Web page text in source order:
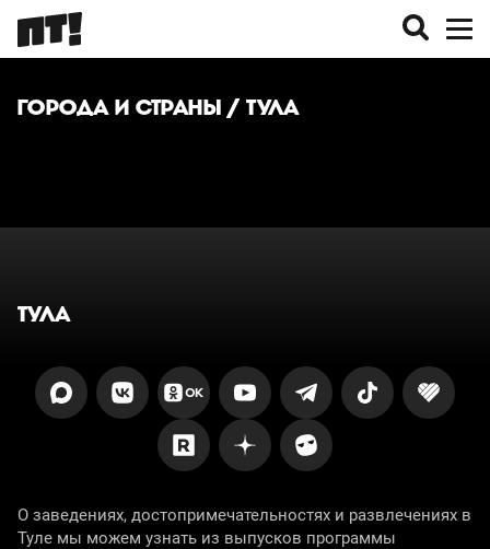
ГОРОДА И СТРАНЫ / ТУЛА
ТУЛА
О заведениях, достопримечательностях и развлечениях в
Туле мы можем узнать из выпусков программы